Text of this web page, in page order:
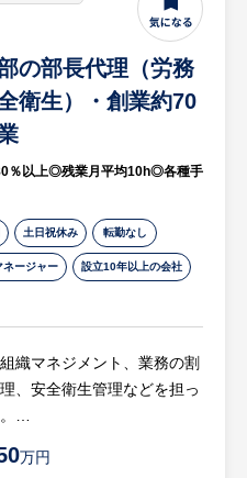
の部長代理（労務
衛生）・創業約70
％以上◎残業月平均10h◎各種手
土日祝休み 転勤なし
ネージャー 設立10年以上の会社
織マネジメント、業務の割
、安全衛生管理などを担っ
るよう推進する重要な管理
万円